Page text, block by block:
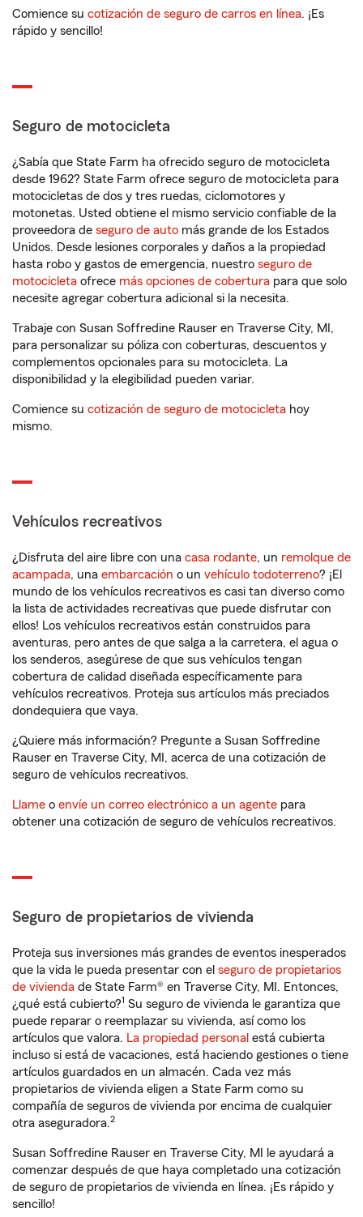
Comience su cotización de seguro de carros en línea. ¡Es
rápido y sencillo!
Seguro de motocicleta
¿Sabía que State Farm ha ofrecido seguro de motocicleta
desde 1962? State Farm ofrece seguro de motocicleta para
motocicletas de dos y tres ruedas, ciclomotores y
motonetas. Usted obtiene el mismo servicio confiable de la
proveedora de seguro de auto más grande de los Estados
Unidos. Desde lesiones corporales y daños a la propiedad
hasta robo y gastos de emergencia, nuestro seguro de
motocicleta ofrece más opciones de cobertura para que solo
necesite agregar cobertura adicional si la necesita.
Trabaje con Susan Soffredine Rauser en Traverse City, MI,
para personalizar su póliza con coberturas, descuentos y
complementos opcionales para su motocicleta. La
disponibilidad y la elegibilidad pueden variar.
Comience su cotización de seguro de motocicleta hoy
mismo.
Vehículos recreativos
¿Disfruta del aire libre con una casa rodante, un remolque de
acampada, una embarcación o un vehículo todoterreno? ¡El
mundo de los vehículos recreativos es casi tan diverso como
la lista de actividades recreativas que puede disfrutar con
ellos! Los vehículos recreativos están construidos para
aventuras, pero antes de que salga a la carretera, el agua o
los senderos, asegúrese de que sus vehículos tengan
cobertura de calidad diseñada específicamente para
vehículos recreativos. Proteja sus artículos más preciados
dondequiera que vaya.
¿Quiere más información? Pregunte a Susan Soffredine
Rauser en Traverse City, MI, acerca de una cotización de
seguro de vehículos recreativos.
Llame o envíe un correo electrónico a un agente para
obtener una cotización de seguro de vehículos recreativos.
Seguro de propietarios de vivienda
Proteja sus inversiones más grandes de eventos inesperados
que la vida le pueda presentar con el seguro de propietarios
de vivienda de State Farm® en Traverse City, MI. Entonces,
¿qué está cubierto?1 Su seguro de vivienda le garantiza que
puede reparar o reemplazar su vivienda, así como los
artículos que valora. La propiedad personal está cubierta
incluso si está de vacaciones, está haciendo gestiones o tiene
artículos guardados en un almacén. Cada vez más
propietarios de vivienda eligen a State Farm como su
compañía de seguros de vivienda por encima de cualquier
otra aseguradora.2
Susan Soffredine Rauser en Traverse City, MI le ayudará a
comenzar después de que haya completado una cotización
de seguro de propietarios de vivienda en línea. ¡Es rápido y
sencillo!